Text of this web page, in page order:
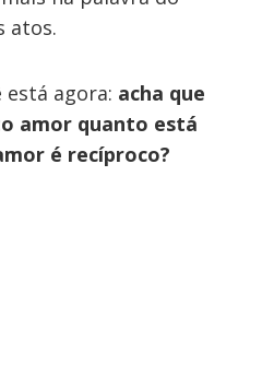
atos.
está agora: acha que
amor quanto está
é recíproco?